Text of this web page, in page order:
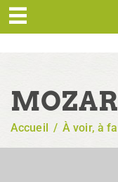
Accueil / À voir, à